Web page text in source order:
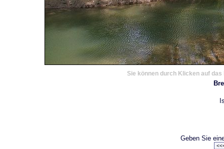
Sie können durch Klicken auf
Geben Sie